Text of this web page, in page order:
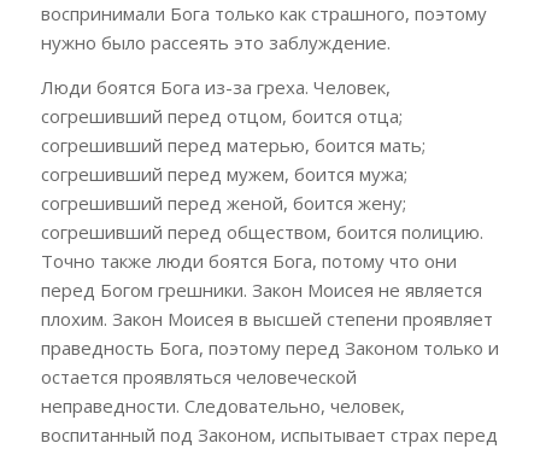
воспринимали Бога только как страшного, поэтому
нужно было рассеять это заблуждение.
Люди боятся Бога из-за греха. Человек,
согрешивший перед отцом, боится отца;
согрешивший перед матерью, боится мать;
согрешивший перед мужем, боится мужа;
согрешивший перед женой, боится жену;
согрешивший перед обществом, боится полицию.
Точно также люди боятся Бога, потому что они
перед Богом грешники. Закон Моисея не является
плохим. Закон Моисея в высшей степени проявляет
праведность Бога, поэтому перед Законом только и
остается проявляться человеческой
неправедности. Следовательно, человек,
воспитанный под Законом, испытывает страх перед